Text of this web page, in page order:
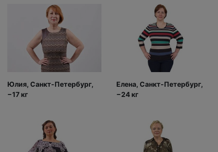
Юлия, Санкт-Петербург,
−17 кг
Елена, Санкт-Петербург,
−24 кг